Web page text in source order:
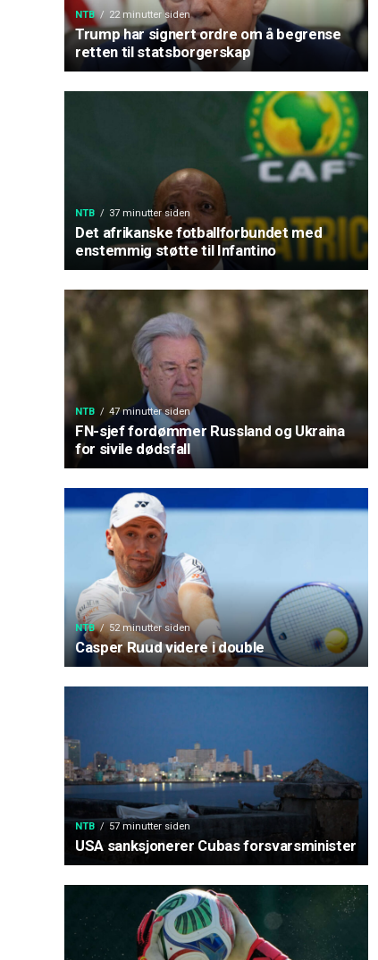
NTB 22 minutter siden
Trump har signert ordre om å begrense
retten til statsborgerskap
NTB 37 minutter siden
Det afrikanske fotballforbundet med
enstemmig støtte til Infantino
NTB 47 minutter siden
FN-sjef fordømmer Russland og Ukraina
for sivile dødsfall
NTB 52 minutter siden
Casper Ruud videre i double
NTB 57 minutter siden
USA sanksjonerer Cubas forsvarsminister